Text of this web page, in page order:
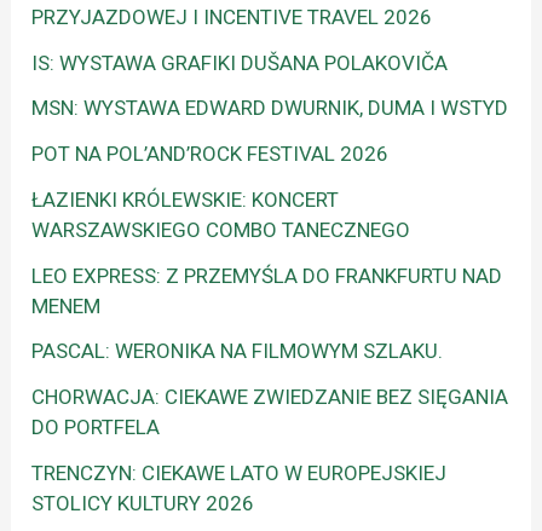
PRZYJAZDOWEJ I INCENTIVE TRAVEL 2026
IS: WYSTAWA GRAFIKI DUŠANA POLAKOVIČA
MSN: WYSTAWA EDWARD DWURNIK, DUMA I WSTYD
POT NA POL’AND’ROCK FESTIVAL 2026
ŁAZIENKI KRÓLEWSKIE: KONCERT
WARSZAWSKIEGO COMBO TANECZNEGO
LEO EXPRESS: Z PRZEMYŚLA DO FRANKFURTU NAD
MENEM
PASCAL: WERONIKA NA FILMOWYM SZLAKU.
CHORWACJA: CIEKAWE ZWIEDZANIE BEZ SIĘGANIA
DO PORTFELA
TRENCZYN: CIEKAWE LATO W EUROPEJSKIEJ
STOLICY KULTURY 2026